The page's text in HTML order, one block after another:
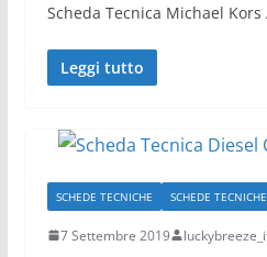
Scheda Tecnica Michael Kors
Leggi tutto
SCHEDE TECNICHE SCHEDE
7 Settembre 2019